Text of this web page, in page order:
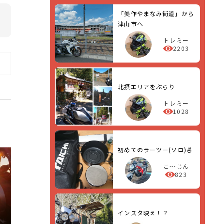
「美作やまなみ街道」から
津山市へ
トレミー
2203
北摂エリアをぶらり
トレミー
1028
初めてのラーツー(ソロ)🍜
こ～じん
823
インスタ映え！？